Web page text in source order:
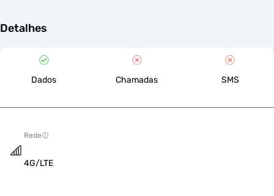
Detalhes
Dados Chamadas SMS
Rede
4G/LTE